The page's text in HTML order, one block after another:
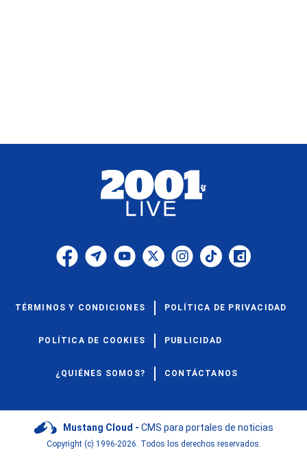
TÉRMINOS Y CONDICIONES POLÍTICA DE PRIVACIDAD
POLÍTICA DE COOKIES PUBLICIDAD
¿QUIÉNES SOMOS? CONTÁCTANOS
Mustang Cloud - CMS para portales de noticias
Copyright (c) 1996-2026. Todos los derechos reservados.